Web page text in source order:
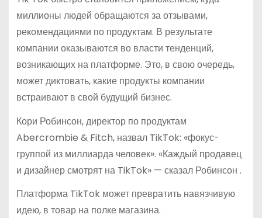
миллионы людей обращаются за отзывами,
рекомендациями по продуктам. В результате
компании оказываются во власти тенденций,
возникающих на платформе. Это, в свою очередь,
может диктовать, какие продукты компании
встраивают в свой будущий бизнес.
Кори Робинсон, директор по продуктам
Abercrombie & Fitch, назвал TikTok: «фокус-
группой из миллиарда человек». «Каждый продавец
и дизайнер смотрят на TikTok» — сказал Робинсон .
Платформа TikTok может превратить навязчивую
идею, в товар на полке магазина.